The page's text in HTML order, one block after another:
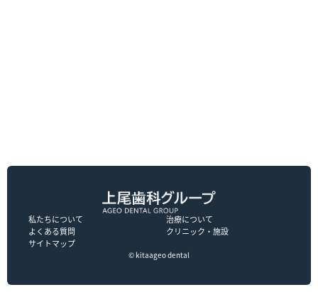
私たちについて
治療について
よくある質問
クリニック・施設
サイトマップ
© kitaageo dental